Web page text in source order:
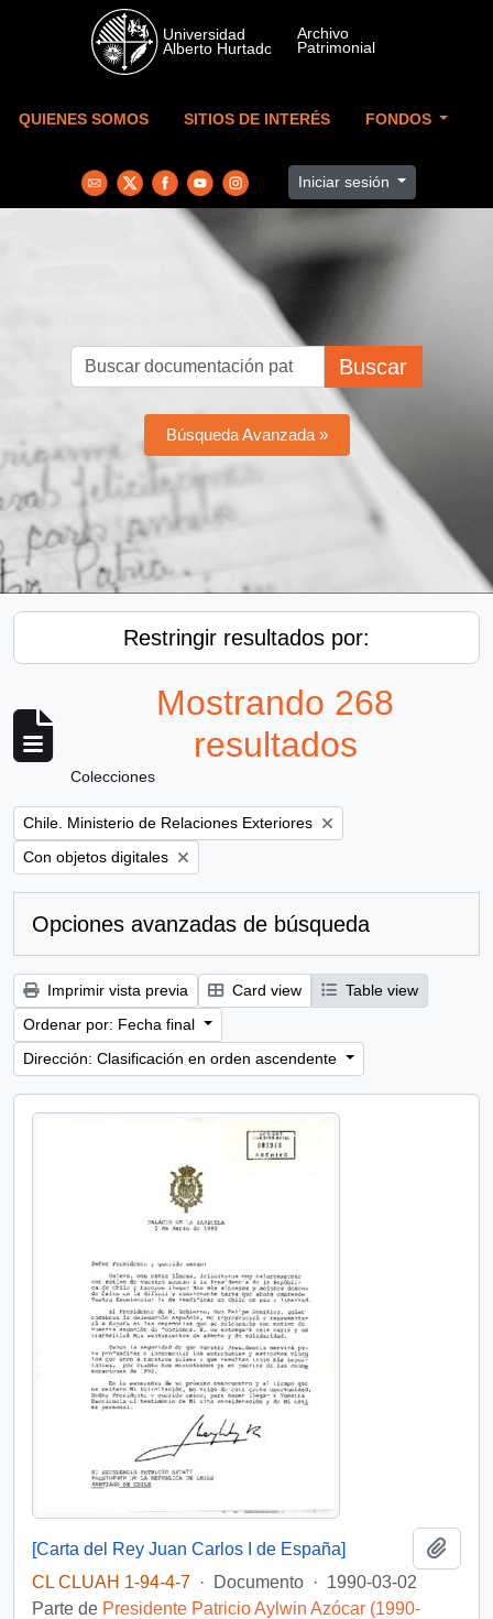
Skip to main content
QUIENES SOMOS SITIOS DE INTERÉS FONDOS
Iniciar sesión
Buscar
Búsqueda Avanzada »
Restringir resultados por:
Mostrando 268
resultados
Colecciones
Remove filter:
Chile. Ministerio de Relaciones Exteriores
Remove filter:
Con objetos digitales
Opciones avanzadas de búsqueda
Imprimir vista previa Card view
Table view
Ordenar por: Fecha final
Dirección: Clasificación en orden ascendente
[Carta del Rey Juan Carlos I de España]
CL CLUAH 1-94-4-7 · Documento · 1990-03-02
Parte de Presidente Patricio Aylwin Azócar (1990-